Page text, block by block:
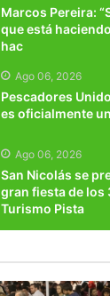
Marcos Pereira:
que está
hac
Ago 06, 2026
Pescadores
es oficialmente
Ago 06, 2026
San Nicolás se
gran fiesta de los
Turismo Pista